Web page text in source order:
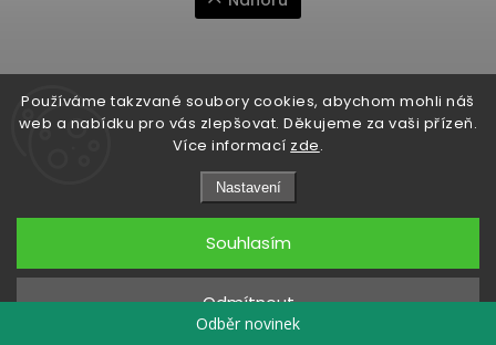
Používáme takzvané soubory cookies, abychom mohli náš
web a nabídku pro vás zlepšovat. Děkujeme za vaši přízeň.
Více informací zde.
Nastavení
Odmítnout
Souhlasím
Nakládačky, zavařovačky...
Nakládané jalapeno nachos (z této
kategorie) byl náš úplně první vlastní
výrobek. A dodnes patří do TOP 5.
Děkujeme tímto tomuto výrobku, že jsme se do
vrhly.
Odběr novinek